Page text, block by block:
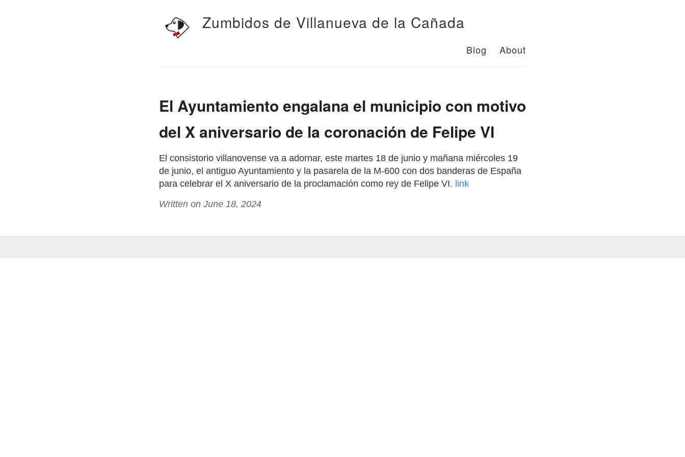
Zumbidos de Villanueva de la Cañada
Blog About
El Ayuntamiento engalana el municipio con motivo
del X aniversario de la coronación de Felipe VI
El consistorio villanovense va a adornar, este martes 18 de junio y mañana miércoles 19
de junio, el antiguo Ayuntamiento y la pasarela de la M-600 con dos banderas de España
para celebrar el X aniversario de la proclamación como rey de Felipe VI. link
Written on June 18, 2024